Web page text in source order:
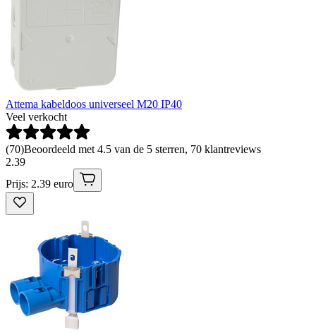
Attema kabeldoos universeel M20 IP40
Veel verkocht
(70)Beoordeeld met 4.5 van de 5 sterren, 70 klantreviews
2.39
Prijs: 2.39 euro